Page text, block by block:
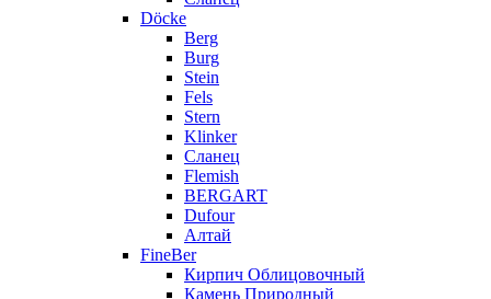
Döcke
Berg
Burg
Stein
Fels
Stern
Klinker
Сланец
Flemish
BERGART
Dufour
Алтай
FineBer
Кирпич Облицовочный
Камень Природный